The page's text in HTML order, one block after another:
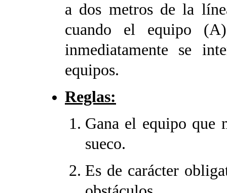
a dos metros de la
cuando el equipo
inmediatamente se
equipos.
Reglas:
Gana el equipo que
sueco.
Es de carácter